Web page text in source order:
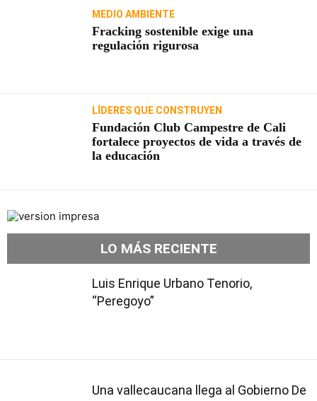
MEDIO AMBIENTE
Fracking sostenible exige una
regulación rigurosa
LÍDERES QUE CONSTRUYEN
Fundación Club Campestre de Cali
fortalece proyectos de vida a través de
la educación
LO MÁS RECIENTE
Luis Enrique Urbano Tenorio,
“Peregoyo”
Una vallecaucana llega al Gobierno De